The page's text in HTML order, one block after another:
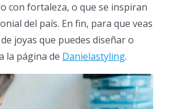
con fortaleza, o que se inspiran
del país. En fin, para que veas
joyas que puedes diseñar o
la página de Danielastyling.